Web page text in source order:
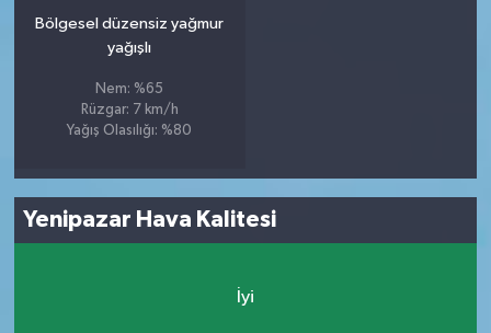
Bölgesel düzensiz yağmur
yağışlı
Nem: %65
Rüzgar: 7 km/h
Yağış Olasılığı: %80
Yenipazar Hava Kalitesi
İyi